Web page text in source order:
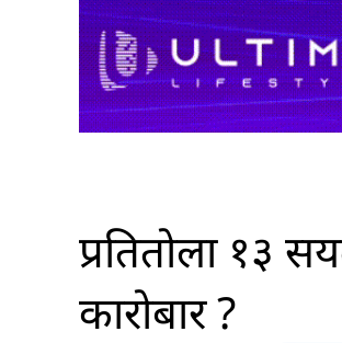
प्रतितोला १३
कारोबार ?